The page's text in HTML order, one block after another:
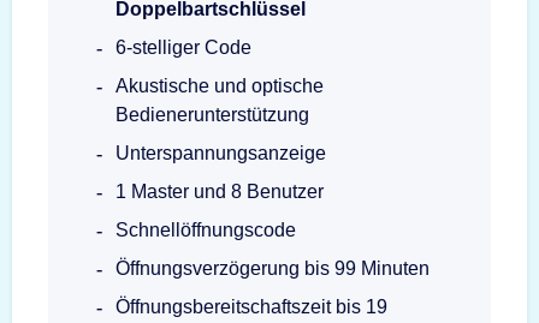
Doppelbartschlüssel
6-stelliger Code
Akustische und optische
Bedienerunterstützung
Unterspannungsanzeige
1 Master und 8 Benutzer
Schnellöffnungscode
Öffnungsverzögerung bis 99 Minuten
Öffnungsbereitschaftszeit bis 19